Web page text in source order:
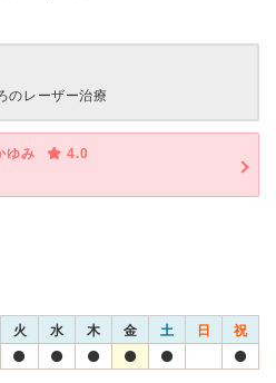
のレーザー治療
ゆみ
4.0
火 水 木 金 土 日 祝